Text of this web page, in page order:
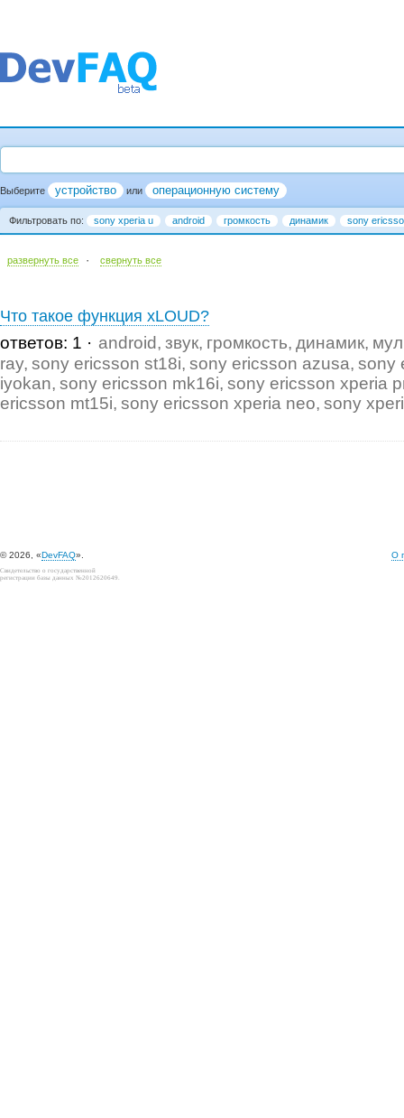
Выберите устройство или операционную систему
Фильтровать по: sony xperia u android громкость динамик sony
развернуть все · cвернуть все
Что такое функция xLOUD?
ответов: 1 android звук громкость динамик
ray sony ericsson st18i sony ericsson azusa sony
iyokan sony ericsson mk16i sony ericsson xperia
ericsson mt15i sony ericsson xperia neo sony
© 2026, «DevFAQ». О
Свидетельство о государственной
регистрации базы данных №2012620649.